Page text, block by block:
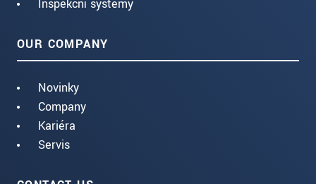
Inspekční systémy
OUR COMPANY
Novinky
Company
Kariéra
Servis